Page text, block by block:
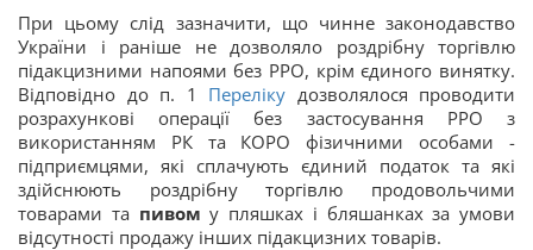
При цьому слід зазначити, що чинне законодавство
України і раніше не дозволяло роздрібну торгівлю
підакцизними напоями без РРО, крім єдиного винятку.
Відповідно до п. 1 Переліку дозволялося проводити
розрахункові операції без застосування РРО з
використанням РК та КОРО фізичними особами -
підприємцями, які сплачують єдиний податок та які
здійснюють роздрібну торгівлю продовольчими
товарами та пивом у пляшках і бляшанках за умови
відсутності продажу інших підакцизних товарів.